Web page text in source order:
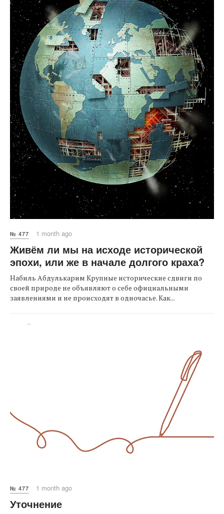
№ 477 1 month ago
Живём ли мы на исходе исторической
эпохи, или же в начале долгого краха?
Набиль Абдулькарим Крупные исторические сдвиги по
своей природе не объявляют о себе официальными
заявлениями и не происходят в одночасье. Как...
№ 477 1 month ago
Уточнение